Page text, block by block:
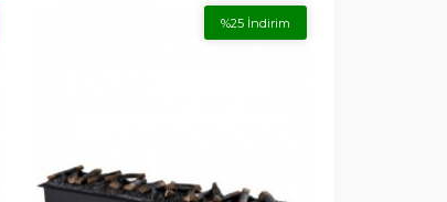
%25 İndirim